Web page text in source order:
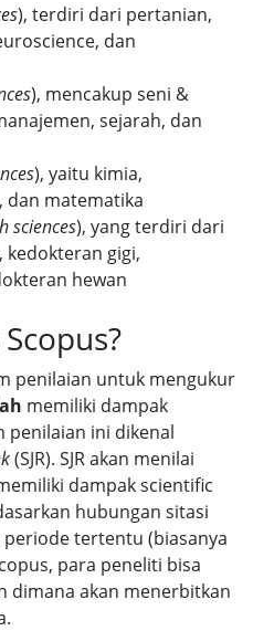
), terdiri dari pertanian,
dan
), mencakup seni &
sejarah, dan
), yaitu kimia,
dan matematika
sciences), yang terdiri dari
kedokteran gigi,
hewan
penilaian untuk mengukur
memiliki dampak
penilaian ini dikenal
(SJR). SJR akan menilai
dampak scientific
hubungan sitasi
tertentu (biasanya
para peneliti bisa
dimana akan menerbitkan